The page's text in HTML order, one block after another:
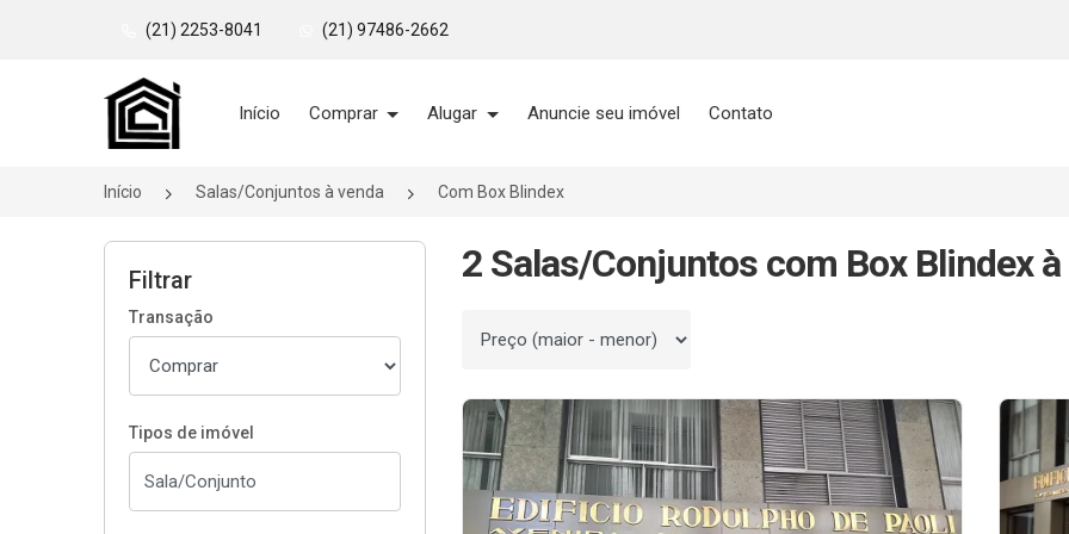
(21) 2253-8041 (21) 97486-2662
Página inicial
Início Comprar Alugar Anuncie seu imóvel Contato
Início Salas/Conjuntos à venda Com Box Blindex
Filtrar
Transação
Tipos de imóvel
2 Salas/Conjuntos com Box Blindex à
Ordenar por